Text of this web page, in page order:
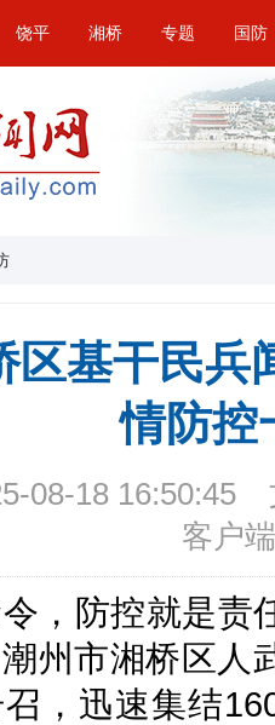
饶平 湘桥 专题 国防
区基干民兵
情防控
08-18 16:50:45
客户端
，防控就是责
州市湘桥区人
，迅速集结